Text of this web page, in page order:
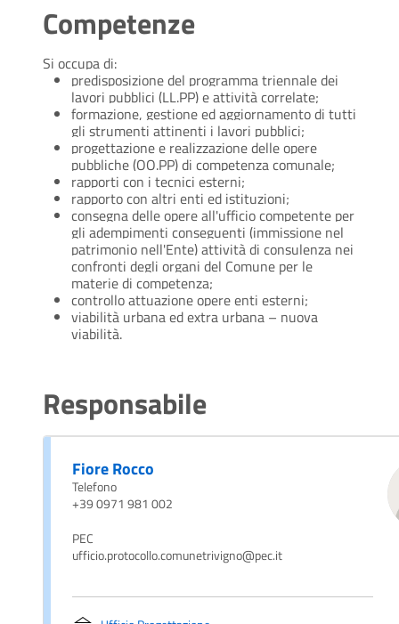
Competenze
Si occupa di:
predisposizione del programma triennale dei
lavori pubblici (LL.PP) e attività correlate;
formazione, gestione ed aggiornamento di tutti
gli strumenti attinenti i lavori pubblici;
progettazione e realizzazione delle opere
pubbliche (OO.PP) di competenza comunale;
rapporti con i tecnici esterni;
rapporto con altri enti ed istituzioni;
consegna delle opere all'ufficio competente per
gli adempimenti conseguenti (immissione nel
patrimonio nell'Ente) attività di consulenza nei
confronti degli organi del Comune per le
materie di competenza;
controllo attuazione opere enti esterni;
viabilità urbana ed extra urbana – nuova
viabilità.
Responsabile
Fiore Rocco
Telefono
+39 0971 981 002
PEC
ufficio.protocollo.comunetrivigno@pec.it